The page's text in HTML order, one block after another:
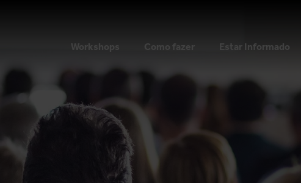
Workshops Como fazer Estar Informado